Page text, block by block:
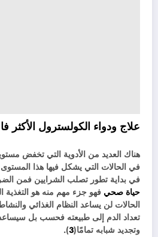
علاج ودواء الكولسترول الأكثر
هناك العديد من الأدوية التي تخفض
في الحالات التي يشكل فيها هذا
في بداية تطور تصلب الشرايين فمن
حياة صحي فهو جزء مهم منه هو
الحالات لن يساعد النظام الغذائي
تعداد الدم إلى طبيعته فحسب بل
وتجديد شبابه تمامًا(3
).